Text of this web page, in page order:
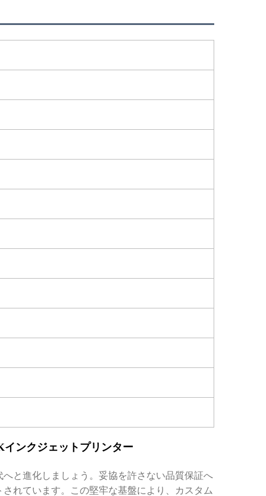
ンクジェットプリンター
と進化しましょう。妥協を許さない品質保証へ
れています。この堅牢な基盤により、カスタム